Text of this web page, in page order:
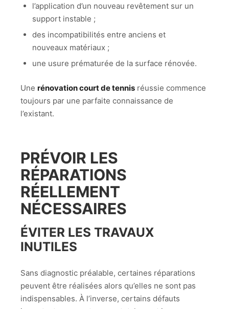
l’application d’un nouveau revêtement sur un
support instable ;
des incompatibilités entre anciens et
nouveaux matériaux ;
une usure prématurée de la surface rénovée.
Une rénovation court de tennis réussie commence
toujours par une parfaite connaissance de
l’existant.
PRÉVOIR LES
RÉPARATIONS
RÉELLEMENT
NÉCESSAIRES
ÉVITER LES TRAVAUX
INUTILES
Sans diagnostic préalable, certaines réparations
peuvent être réalisées alors qu’elles ne sont pas
indispensables. À l’inverse, certains défauts